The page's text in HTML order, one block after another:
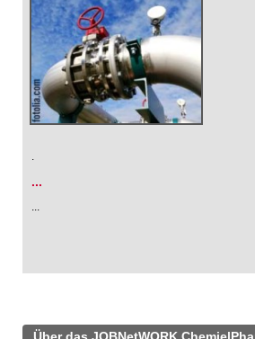
.
...
...